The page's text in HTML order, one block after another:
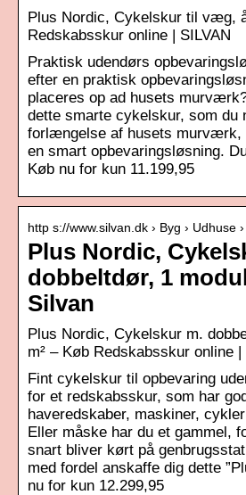
Plus Nordic, Cykelskur til væg,
Redskabsskur online | SILVAN
Praktisk udendørs
efter en praktisk
placeres op ad husets
dette smarte cykelskur, som du
forlængelse af husets murværk,
en smart opbevaringsløsning.
Køb nu for kun 11.199,95
http s://www.silvan.dk › Byg › Udhuse
Plus Nordic,
dobbeltdør, 1
Silvan
Plus Nordic, Cykelskur m.
m² – Køb Redskabsskur online |
Fint cykelskur til opbevaring
for et redskabsskur, som har
haveredskaber, maskiner,
Eller måske har du et gammel,
snart bliver kørt på
med fordel anskaffe dig dette
nu for kun 12.299,95